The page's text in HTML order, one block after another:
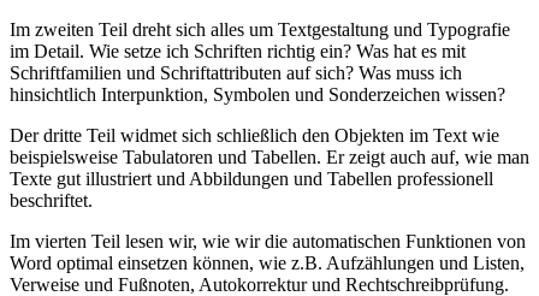
Im zweiten Teil dreht sich alles um Textgestaltung und Typografie
im Detail. Wie setze ich Schriften richtig ein? Was hat es mit
Schriftfamilien und Schriftattributen auf sich? Was muss ich
hinsichtlich Interpunktion, Symbolen und Sonderzeichen wissen?
Der dritte Teil widmet sich schließlich den Objekten im Text wie
beispielsweise Tabulatoren und Tabellen. Er zeigt auch auf, wie man
Texte gut illustriert und Abbildungen und Tabellen professionell
beschriftet.
Im vierten Teil lesen wir, wie wir die automatischen Funktionen von
Word optimal einsetzen können, wie z.B. Aufzählungen und Listen,
Verweise und Fußnoten, Autokorrektur und Rechtschreibprüfung.